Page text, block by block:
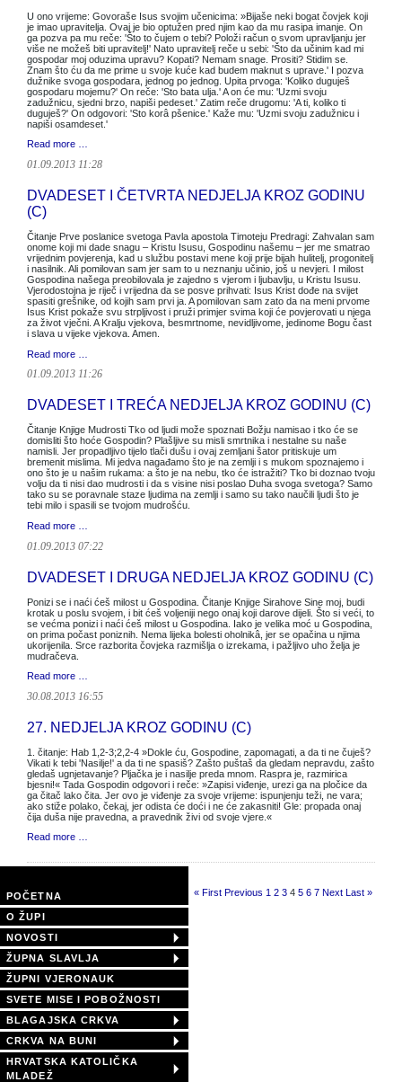
U ono vrijeme: Govoraše Isus svojim učenicima: »Bijaše neki bogat čovjek koji
je imao upravitelja. Ovaj je bio optužen pred njim kao da mu rasipa imanje. On
ga pozva pa mu reče: 'Što to čujem o tebi? Položi račun o svom upravljanju jer
više ne možeš biti upravitelj!' Nato upravitelj reče u sebi: 'Što da učinim kad mi
gospodar moj oduzima upravu? Kopati? Nemam snage. Prositi? Stidim se.
Znam što ću da me prime u svoje kuće kad budem maknut s uprave.' I pozva
dužnike svoga gospodara, jednog po jednog. Upita prvoga: 'Koliko duguješ
gospodaru mojemu?' On reče: 'Sto bata ulja.' A on će mu: 'Uzmi svoju
zadužnicu, sjedni brzo, napiši pedeset.' Zatim reče drugomu: 'A ti, koliko ti
duguješ?' On odgovori: 'Sto korâ pšenice.' Kaže mu: 'Uzmi svoju zadužnicu i
napiši osamdeset.'
Read more …
01.09.2013 11:28
DVADESET I ČETVRTA NEDJELJA KROZ GODINU
(C)
Čitanje Prve poslanice svetoga Pavla apostola Timoteju Predragi: Zahvalan sam
onome koji mi dade snagu – Kristu Isusu, Gospodinu našemu – jer me smatrao
vrijednim povjerenja, kad u službu postavi mene koji prije bijah hulitelj, progonitelj
i nasilnik. Ali pomilovan sam jer sam to u neznanju učinio, još u nevjeri. I milost
Gospodina našega preobilovala je zajedno s vjerom i ljubavlju, u Kristu Isusu.
Vjerodostojna je riječ i vrijedna da se posve prihvati: Isus Krist dođe na svijet
spasiti grešnike, od kojih sam prvi ja. A pomilovan sam zato da na meni prvome
Isus Krist pokaže svu strpljivost i pruži primjer svima koji će povjerovati u njega
za život vječni. A Kralju vjekova, besmrtnome, nevidljivome, jedinome Bogu čast
i slava u vijeke vjekova. Amen.
Read more …
01.09.2013 11:26
DVADESET I TREĆA NEDJELJA KROZ GODINU (C)
Čitanje Knjige Mudrosti Tko od ljudi može spoznati Božju namisao i tko će se
domisliti što hoće Gospodin? Plašljive su misli smrtnika i nestalne su naše
namisli. Jer propadljivo tijelo tlači dušu i ovaj zemljani šator pritiskuje um
bremenit mislima. Mi jedva nagađamo što je na zemlji i s mukom spoznajemo i
ono što je u našim rukama: a što je na nebu, tko će istražiti? Tko bi doznao tvoju
volju da ti nisi dao mudrosti i da s visine nisi poslao Duha svoga svetoga? Samo
tako su se poravnale staze ljudima na zemlji i samo su tako naučili ljudi što je
tebi milo i spasili se tvojom mudrošću.
Read more …
01.09.2013 07:22
DVADESET I DRUGA NEDJELJA KROZ GODINU (C)
Ponizi se i naći ćeš milost u Gospodina. Čitanje Knjige Sirahove Sine moj, budi
krotak u poslu svojem, i bit ćeš voljeniji nego onaj koji darove dijeli. Što si veći, to
se većma ponizi i naći ćeš milost u Gospodina. Iako je velika moć u Gospodina,
on prima počast poniznih. Nema lijeka bolesti oholnikâ, jer se opačina u njima
ukorijenila. Srce razborita čovjeka razmišlja o izrekama, i pažljivo uho želja je
mudračeva.
Read more …
30.08.2013 16:55
27. NEDJELJA KROZ GODINU (C)
1. čitanje: Hab 1,2-3;2,2-4 »Dokle ću, Gospodine, zapomagati, a da ti ne čuješ?
Vikati k tebi 'Nasilje!' a da ti ne spasiš? Zašto puštaš da gledam nepravdu, zašto
gledaš ugnjetavanje? Pljačka je i nasilje preda mnom. Raspra je, razmirica
bjesni!« Tada Gospodin odgovori i reče: »Zapisi viđenje, urezi ga na pločice da
ga čitač lako čita. Jer ovo je viđenje za svoje vrijeme: ispunjenju teži, ne vara;
ako stiže polako, čekaj, jer odista će doći i ne će zakasniti! Gle: propada onaj
čija duša nije pravedna, a pravednik živi od svoje vjere.«
Read more …
« First Previous 1 2 3 4 5 6 7 Next Last »
POČETNA
O ŽUPI
NOVOSTI
ŽUPNA SLAVLJA
ŽUPNI VJERONAUK
SVETE MISE I POBOŽNOSTI
BLAGAJSKA CRKVA
CRKVA NA BUNI
HRVATSKA KATOLIČKA
MLADEŽ